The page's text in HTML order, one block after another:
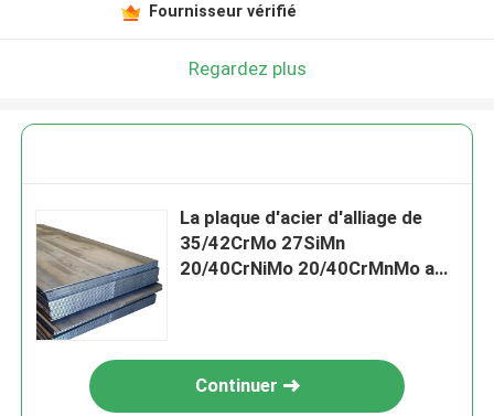
Fournisseur vérifié
Regardez plus
La plaque d'acier d'alliage de
35/42CrMo 27SiMn
20/40CrNiMo 20/40CrMnMo a
Continuer